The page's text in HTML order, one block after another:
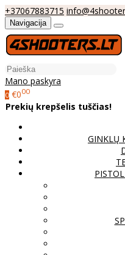
+37067883715
Navigacija
Mano paskyra
0 €000
Prekių krepšelis tuščias!
GINKLŲ